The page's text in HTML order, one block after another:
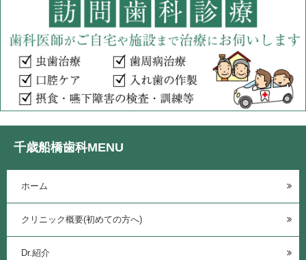
千歳船橋歯科MENU
ホーム
クリニック概要(初めての方へ)
Dr.紹介